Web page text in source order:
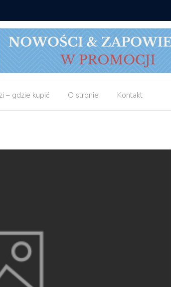
– gdzie kupić O stronie Kontakt